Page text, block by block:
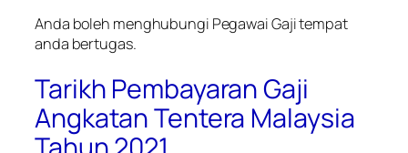
Anda boleh menghubungi Pegawai Gaji tempat
anda bertugas.
Tarikh Pembayaran Gaji
Angkatan Tentera Malaysia